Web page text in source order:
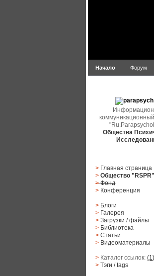
Начало Форум
Общества
> Главная страница
> Общество "RSPR"
> Фонд
> Конференция
> Блоги
> Галерея
> Загрузки/файлы
> Библиотека
> Статьи
> Видеоматериалы
> Каталог ссылок:(1)
> Тэги/ tags